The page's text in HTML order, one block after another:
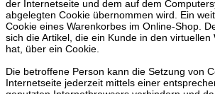
der Internetseite und dem auf dem
abgelegten Cookie übernommen wird. Ein
Cookie eines Warenkorbes im Online-Shop.
sich die Artikel, die ein Kunde in den virtuellen
hat, über ein Cookie.
Die betroffene Person kann die Setzung von
Internetseite jederzeit mittels einer